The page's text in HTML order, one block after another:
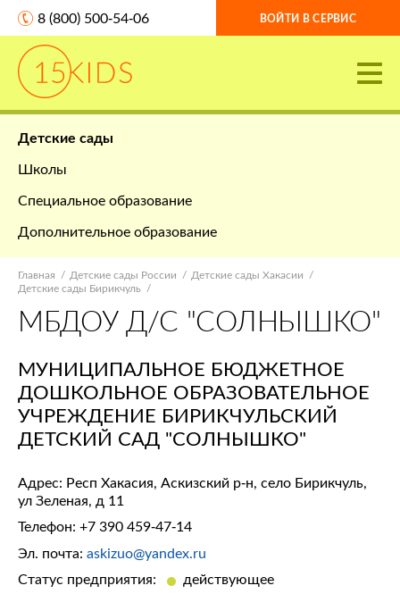
8 (800) 500-54-06 ВОЙТИ В СЕРВИС
Детские сады
Школы
Специальное образование
Дополнительное образование
Главная Детские сады России
Детские сады Хакасии
Детские сады Бирикчуль
МБДОУ Д/С "СОЛНЫШКО"
МУНИЦИПАЛЬНОЕ БЮДЖЕТНОЕ
ДОШКОЛЬНОЕ ОБРАЗОВАТЕЛЬНОЕ
УЧРЕЖДЕНИЕ БИРИКЧУЛЬСКИЙ
ДЕТСКИЙ САД "СОЛНЫШКО"
Адрес: Респ Хакасия, Аскизский р-н, село Бирикчуль,
ул Зеленая, д 11
Телефон: +7 390 459-47-14
Эл. почта: askizuo@yandex.ru
Статус предприятия:
действующее